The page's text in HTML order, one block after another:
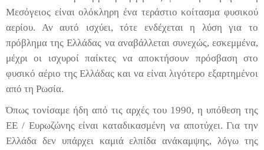
Μεσόγειος είναι ολόκληρη ένα τεράστιο κοίτασμα φυσικού
αερίου. Αν αυτό ισχύει, τότε ενδέχεται η λύση για το
πρόβλημα της Ελλάδας να αναβάλλεται συνεχώς, εσκεμμένα,
μέχρι οι ισχυροί παίκτες να αποκτήσουν πρόσβαση στο
φυσικό αέριο της Ελλάδας και να είναι λιγότερο εξαρτημένοι
από τη Ρωσία.
Όπως τονίσαμε ήδη από τις αρχές του 1990, η υπόθεση της
ΕΕ / Ευρωζώνης είναι καταδικασμένη να αποτύχει. Για την
Ελλάδα δεν υπάρχει καμιά ελπίδα ανάκαμψης, λόγω της